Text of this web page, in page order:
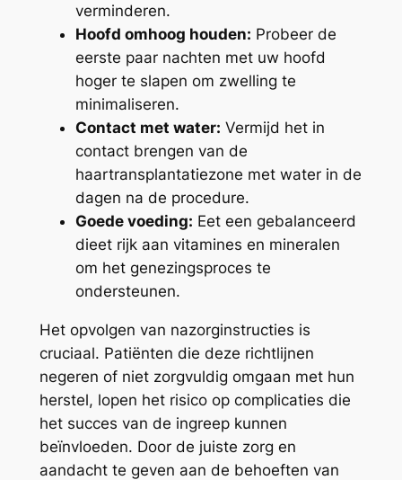
verminderen.
Hoofd omhoog houden: Probeer de
eerste paar nachten met uw hoofd
hoger te slapen om zwelling te
minimaliseren.
Contact met water: Vermijd het in
contact brengen van de
haartransplantatiezone met water in de
dagen na de procedure.
Goede voeding: Eet een gebalanceerd
dieet rijk aan vitamines en mineralen
om het genezingsproces te
ondersteunen.
Het opvolgen van nazorginstructies is
cruciaal. Patiënten die deze richtlijnen
negeren of niet zorgvuldig omgaan met hun
herstel, lopen het risico op complicaties die
het succes van de ingreep kunnen
beïnvloeden. Door de juiste zorg en
aandacht te geven aan de behoeften van